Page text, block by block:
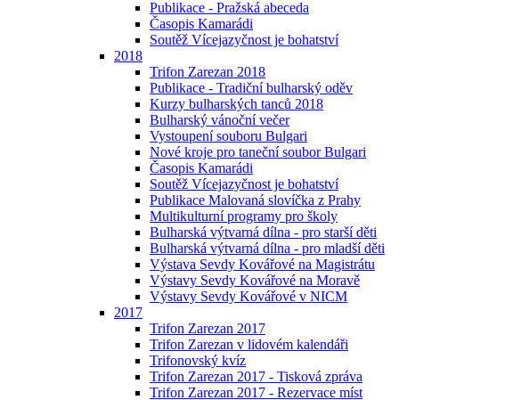
Publikace - Pražská abeceda
Časopis Kamarádi
Soutěž Vícejazyčnost je bohatství
2018
Trifon Zarezan 2018
Publikace - Tradiční bulharský oděv
Kurzy bulharských tanců 2018
Bulharský vánoční večer
Vystoupení souboru Bulgari
Nové kroje pro taneční soubor Bulgari
Časopis Kamarádi
Soutěž Vícejazyčnost je bohatství
Publikace Malovaná slovíčka z Prahy
Multikulturní programy pro školy
Bulharská výtvarná dílna - pro starší děti
Bulharská výtvarná dílna - pro mladší děti
Výstava Sevdy Kovářové na Magistrátu
Výstavy Sevdy Kovářové na Moravě
Výstavy Sevdy Kovářové v NICM
2017
Trifon Zarezan 2017
Trifon Zarezan v lidovém kalendáři
Trifonovský kvíz
Trifon Zarezan 2017 - Tisková zpráva
Trifon Zarezan 2017 - Rezervace míst